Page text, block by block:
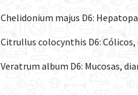
Chelidonium majus D6:
Citrullus colocynthis D6:
Veratrum album D6: Mucosas,